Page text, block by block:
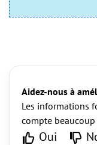
Aidez-nous à
Les informations
compte
Oui